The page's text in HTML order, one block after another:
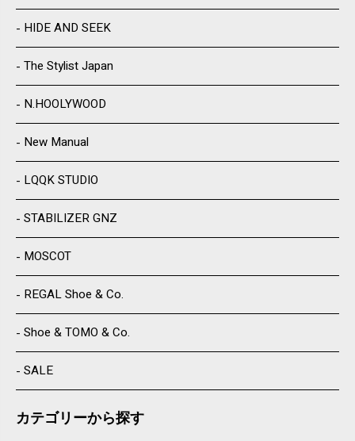
HIDE AND SEEK
The Stylist Japan
N.HOOLYWOOD
New Manual
LQQK STUDIO
STABILIZER GNZ
MOSCOT
REGAL Shoe & Co.
Shoe & TOMO & Co.
SALE
カテゴリーから探す